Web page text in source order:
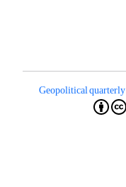
Geopolitical quarterly